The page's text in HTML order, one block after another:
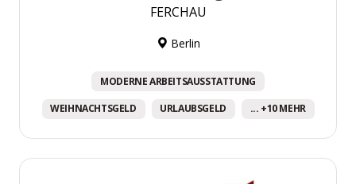
FERCHAU
Berlin
MODERNE ARBEITSAUSSTATTUNG
WEIHNACHTSGELD URLAUBSGELD ... +10 MEHR